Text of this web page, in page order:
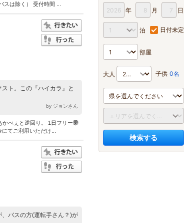
は除く） 受付時間 ...
ト。この『ハイカラ』と
by ジョンさん
べぇと逆回り。 1日フリー乗
てご利用いただけ...
バスの方(運転手さん？)が
年 月 日
泊 日付未定
部屋
大人 子供 0名
検索する